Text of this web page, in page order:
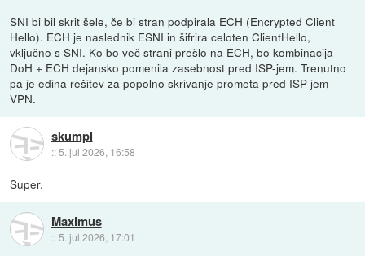
SNI bi bil skrit šele, če bi stran podpirala ECH (Encrypted Client
Hello). ECH je naslednik ESNI in šifrira celoten ClientHello,
vključno s SNI. Ko bo več strani prešlo na ECH, bo kombinacija
DoH + ECH dejansko pomenila zasebnost pred ISP-jem. Trenutno
pa je edina rešitev za popolno skrivanje prometa pred ISP-jem
VPN.
skumpl
::5. jul 2026, 16:58
Super.
Maximus
:: 5. jul 2026, 17:01